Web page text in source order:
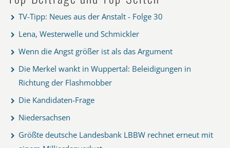
TV-Tipp: Neues aus der Anstalt - Folge 30
Lena, Westerwelle und Schmickler
Wenn die Angst größer ist als das Argument
Die Merkel wankt in Wuppertal: Beleidigungen in
Richtung der Flashmobber
Die Kandidaten-Frage
Niedersachsen
Größte deutsche Landesbank LBBW rechnet erneut mit